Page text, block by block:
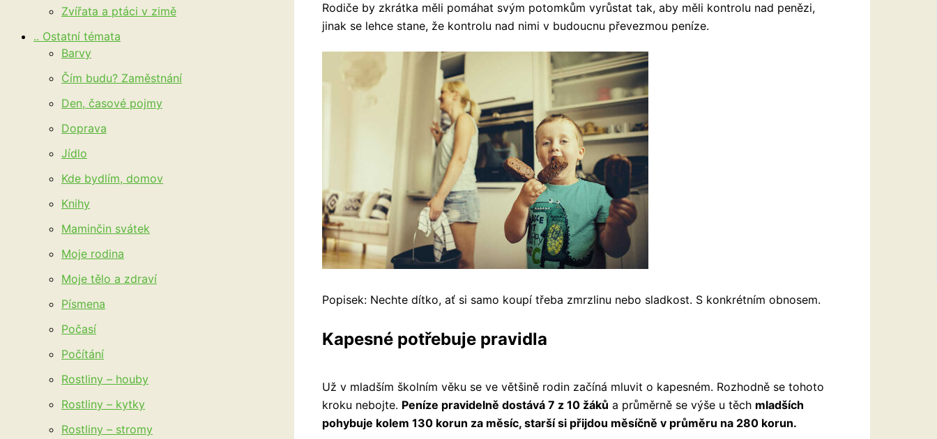
Zvířata a ptáci v zimě
.. Ostatní témata
Barvy
Čím budu? Zaměstnání
Den, časové pojmy
Doprava
Jídlo
Kde bydlím, domov
Knihy
Maminčin svátek
Moje rodina
Moje tělo a zdraví
Písmena
Počasí
Počítání
Rostliny – houby
Rostliny – kytky
Rostliny – stromy
Rodiče by zkrátka měli pomáhat svým potomkům vyrůstat tak, aby měli kontrolu nad penězi,
jinak se lehce stane, že kontrolu nad nimi v budoucnu převezmou peníze.
Popisek: Nechte dítko, ať si samo koupí třeba zmrzlinu nebo sladkost. S konkrétním obnosem.
Kapesné potřebuje pravidla
Už v mladším školním věku se ve většině rodin začíná mluvit o kapesném. Rozhodně se tohoto
kroku nebojte. Peníze pravidelně dostává 7 z 10 žáků a průměrně se výše u těch mladších
pohybuje kolem 130 korun za měsíc, starší si přijdou měsíčně v průměru na 280 korun.